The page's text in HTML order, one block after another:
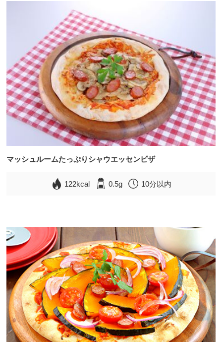
マッシュルームたっぷりシャウエッセンピザ
122kcal 0.5g 10分以内